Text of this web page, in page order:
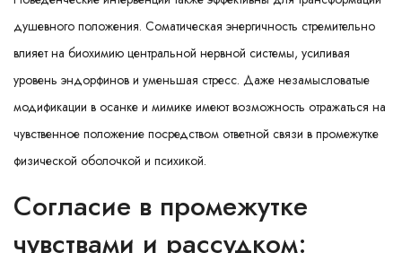
душевного положения. Соматическая энергичность стремительно
влияет на биохимию центральной нервной системы, усиливая
уровень эндорфинов и уменьшая стресс. Даже незамысловатые
модификации в осанке и мимике имеют возможность отражаться на
чувственное положение посредством ответной связи в промежутке
физической оболочкой и психикой.
Согласие в промежутке
чувствами и рассудком: